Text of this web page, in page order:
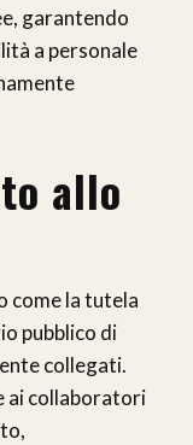
garantendo
a personale
allo
come la tutela
pubblico di
collegati.
ai collaboratori